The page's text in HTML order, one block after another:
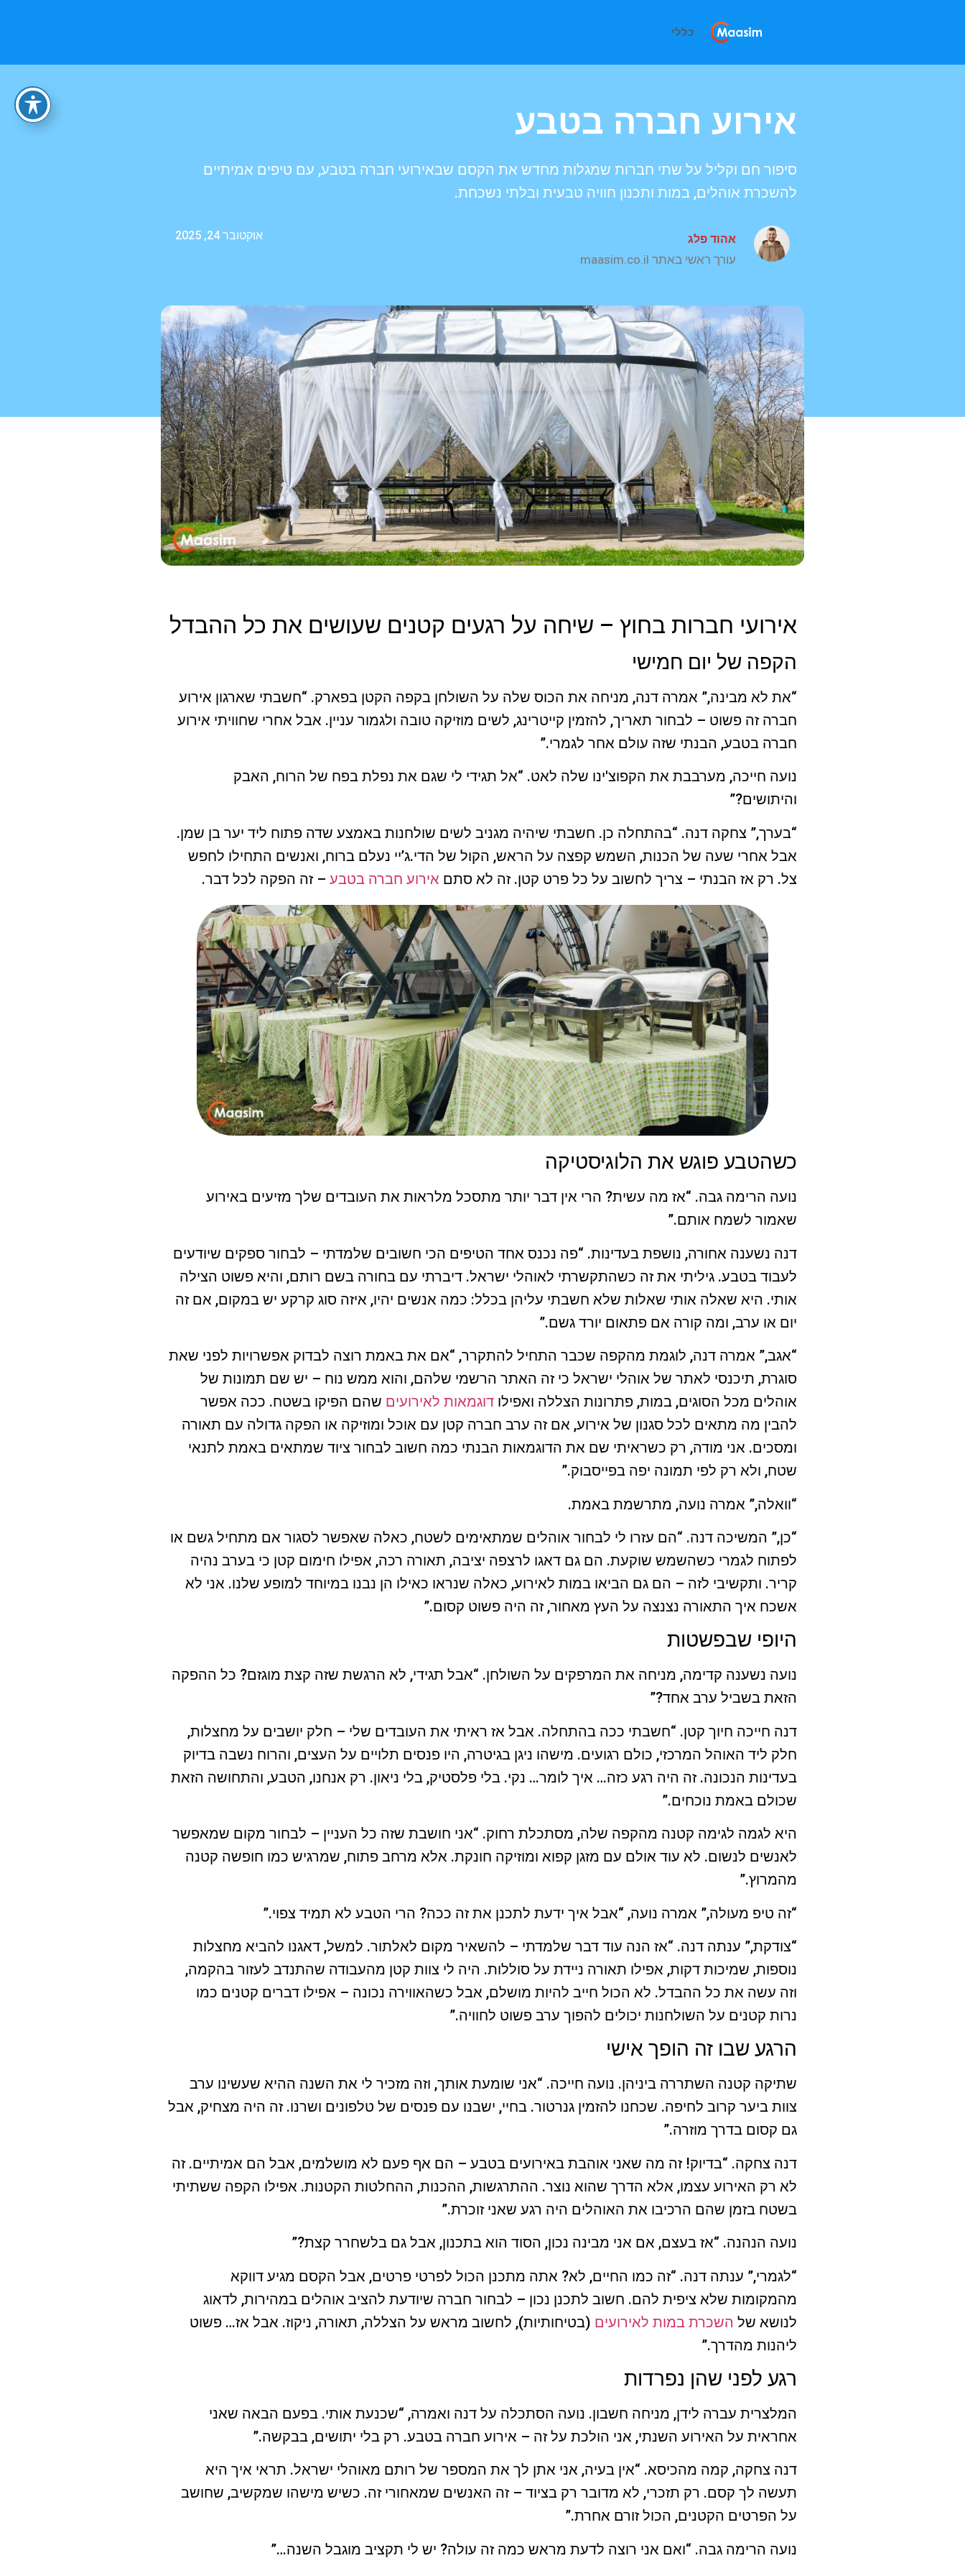
כללי
אירוע חברה בטבע
סיפור חם וקליל על שתי חברות שמגלות מחדש את הקסם שבאירועי חברה בטבע, עם טיפים אמיתיים
להשכרת אוהלים, במות ותכנון חוויה טבעית ובלתי נשכחת.
אהוד פלג
עורך ראשי באתר maasim.co.il
אוקטובר 24, 2025
אירועי חברות בחוץ – שיחה על רגעים קטנים שעושים את כל ההבדל
הקפה של יום חמישי
“את לא מבינה,” אמרה דנה, מניחה את הכוס שלה על השולחן בקפה הקטן בפארק. “חשבתי שארגון אירוע
חברה זה פשוט – לבחור תאריך, להזמין קייטרינג, לשים מוזיקה טובה ולגמור עניין. אבל אחרי שחוויתי אירוע
חברה בטבע, הבנתי שזה עולם אחר לגמרי.”
נועה חייכה, מערבבת את הקפוצ'ינו שלה לאט. “אל תגידי לי שגם את נפלת בפח של הרוח, האבק
והיתושים?”
“בערך,” צחקה דנה. “בהתחלה כן. חשבתי שיהיה מגניב לשים שולחנות באמצע שדה פתוח ליד יער בן שמן.
אבל אחרי שעה של הכנות, השמש קפצה על הראש, הקול של הדי.ג’יי נעלם ברוח, ואנשים התחילו לחפש
צל. רק אז הבנתי – צריך לחשוב על כל פרט קטן. זה לא סתם אירוע חברה בטבע – זה הפקה לכל דבר.
כשהטבע פוגש את הלוגיסטיקה
נועה הרימה גבה. “אז מה עשית? הרי אין דבר יותר מתסכל מלראות את העובדים שלך מזיעים באירוע
שאמור לשמח אותם.”
דנה נשענה אחורה, נושפת בעדינות. “פה נכנס אחד הטיפים הכי חשובים שלמדתי – לבחור ספקים שיודעים
לעבוד בטבע. גיליתי את זה כשהתקשרתי לאוהלי ישראל. דיברתי עם בחורה בשם רותם, והיא פשוט הצילה
אותי. היא שאלה אותי שאלות שלא חשבתי עליהן בכלל: כמה אנשים יהיו, איזה סוג קרקע יש במקום, אם זה
יום או ערב, ומה קורה אם פתאום יורד גשם.”
“אגב,” אמרה דנה, לוגמת מהקפה שכבר התחיל להתקרר, “אם את באמת רוצה לבדוק אפשרויות לפני שאת
סוגרת, תיכנסי לאתר של אוהלי ישראל כי זה האתר הרשמי שלהם, והוא ממש נוח – יש שם תמונות של
אוהלים מכל הסוגים, במות, פתרונות הצללה ואפילו דוגמאות לאירועים שהם הפיקו בשטח. ככה אפשר
להבין מה מתאים לכל סגנון של אירוע, אם זה ערב חברה קטן עם אוכל ומוזיקה או הפקה גדולה עם תאורה
ומסכים. אני מודה, רק כשראיתי שם את הדוגמאות הבנתי כמה חשוב לבחור ציוד שמתאים באמת לתנאי
שטח, ולא רק לפי תמונה יפה בפייסבוק.”
“וואלה,” אמרה נועה, מתרשמת באמת.
“כן,” המשיכה דנה. “הם עזרו לי לבחור אוהלים שמתאימים לשטח, כאלה שאפשר לסגור אם מתחיל גשם או
לפתוח לגמרי כשהשמש שוקעת. הם גם דאגו לרצפה יציבה, תאורה רכה, אפילו חימום קטן כי בערב נהיה
קריר. ותקשיבי לזה – הם גם הביאו במות לאירוע, כאלה שנראו כאילו הן נבנו במיוחד למופע שלנו. אני לא
אשכח איך התאורה נצנצה על העץ מאחור, זה היה פשוט קסום.”
היופי שבפשטות
נועה נשענה קדימה, מניחה את המרפקים על השולחן. “אבל תגידי, לא הרגשת שזה קצת מוגזם? כל ההפקה
הזאת בשביל ערב אחד?”
דנה חייכה חיוך קטן. “חשבתי ככה בהתחלה. אבל אז ראיתי את העובדים שלי – חלק יושבים על מחצלות,
חלק ליד האוהל המרכזי, כולם רגועים. מישהו ניגן בגיטרה, היו פנסים תלויים על העצים, והרוח נשבה בדיוק
בעדינות הנכונה. זה היה רגע כזה… איך לומר… נקי. בלי פלסטיק, בלי ניאון. רק אנחנו, הטבע, והתחושה הזאת
שכולם באמת נוכחים.”
היא לגמה לגימה קטנה מהקפה שלה, מסתכלת רחוק. “אני חושבת שזה כל העניין – לבחור מקום שמאפשר
לאנשים לנשום. לא עוד אולם עם מזגן קפוא ומוזיקה חונקת. אלא מרחב פתוח, שמרגיש כמו חופשה קטנה
מהמרוץ.”
“זה טיפ מעולה,” אמרה נועה, “אבל איך ידעת לתכנן את זה ככה? הרי הטבע לא תמיד צפוי.”
“צודקת,” ענתה דנה. “אז הנה עוד דבר שלמדתי – להשאיר מקום לאלתור. למשל, דאגנו להביא מחצלות
נוספות, שמיכות דקות, אפילו תאורה ניידת על סוללות. היה לי צוות קטן מהעבודה שהתנדב לעזור בהקמה,
וזה עשה את כל ההבדל. לא הכול חייב להיות מושלם, אבל כשהאווירה נכונה – אפילו דברים קטנים כמו
נרות קטנים על השולחנות יכולים להפוך ערב פשוט לחוויה.”
הרגע שבו זה הופך אישי
שתיקה קטנה השתררה ביניהן. נועה חייכה. “אני שומעת אותך, וזה מזכיר לי את השנה ההיא שעשינו ערב
צוות ביער קרוב לחיפה. שכחנו להזמין גנרטור. בחיי, ישבנו עם פנסים של טלפונים ושרנו. זה היה מצחיק, אבל
גם קסום בדרך מוזרה.”
דנה צחקה. “בדיוק! זה מה שאני אוהבת באירועים בטבע – הם אף פעם לא מושלמים, אבל הם אמיתיים. זה
לא רק האירוע עצמו, אלא הדרך שהוא נוצר. ההתרגשות, ההכנות, ההחלטות הקטנות. אפילו הקפה ששתיתי
בשטח בזמן שהם הרכיבו את האוהלים היה רגע שאני זוכרת.”
נועה הנהנה. “אז בעצם, אם אני מבינה נכון, הסוד הוא בתכנון, אבל גם בלשחרר קצת?”
“לגמרי,” ענתה דנה. “זה כמו החיים, לא? אתה מתכנן הכול לפרטי פרטים, אבל הקסם מגיע דווקא
מהמקומות שלא ציפית להם. חשוב לתכנן נכון – לבחור חברה שיודעת להציב אוהלים במהירות, לדאוג
לנושא של השכרת במות לאירועים (בטיחותיות), לחשוב מראש על הצללה, תאורה, ניקוז. אבל אז… פשוט
ליהנות מהדרך.”
רגע לפני שהן נפרדות
המלצרית עברה לידן, מניחה חשבון. נועה הסתכלה על דנה ואמרה, “שכנעת אותי. בפעם הבאה שאני
אחראית על האירוע השנתי, אני הולכת על זה – אירוע חברה בטבע. רק בלי יתושים, בבקשה.”
דנה צחקה, קמה מהכיסא. “אין בעיה, אני אתן לך את המספר של רותם מאוהלי ישראל. תראי איך היא
תעשה לך קסם. רק תזכרי, לא מדובר רק בציוד – זה האנשים שמאחורי זה. כשיש מישהו שמקשיב, שחושב
על הפרטים הקטנים, הכול זורם אחרת.”
נועה הרימה גבה. “ואם אני רוצה לדעת מראש כמה זה עולה? יש לי תקציב מוגבל השנה…”